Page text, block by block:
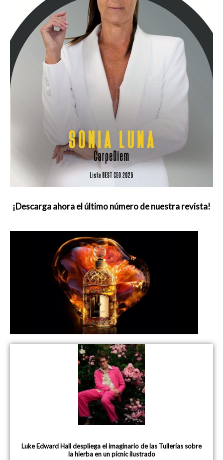
¡Descarga ahora el último número de nuestra revista!
Luke Edward Hall despliega el imaginario de las Tullerías sobre
la hierba en un pícnic ilustrado